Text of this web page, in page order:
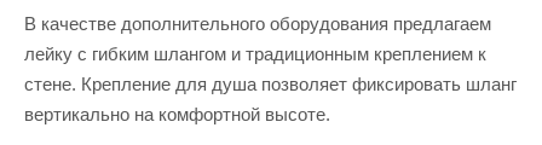
В качестве дополнительного оборудования предлагаем
лейку c гибким шлангом и традиционным креплением к
стене. Крепление для душа позволяет фиксировать шланг
вертикально на комфортной высоте.